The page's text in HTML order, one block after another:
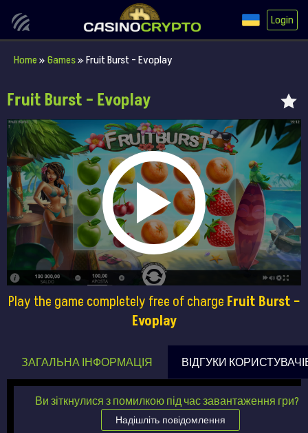
Login
Home»Games»Fruit Burst – Evoplay
Fruit Burst – Evoplay
Play the game completely free of charge Fruit Burst –
Evoplay
ЗАГАЛЬНА ІНФОРМАЦІЯ ВІДГУКИ
Ви зіткнулися з помилкою під час завантаження гри?
Надішліть повідомлення